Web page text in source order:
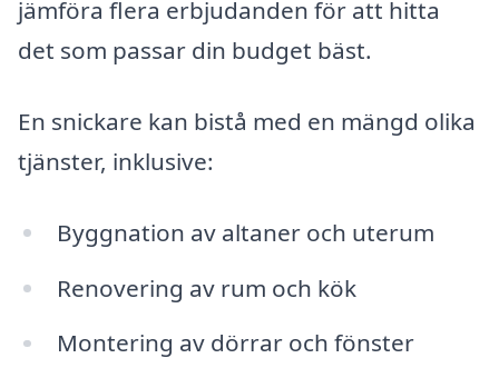
jämföra flera erbjudanden för att hitta
det som passar din budget bäst.
En snickare kan bistå med en mängd olika
tjänster, inklusive:
Byggnation av altaner och uterum
Renovering av rum och kök
Montering av dörrar och fönster